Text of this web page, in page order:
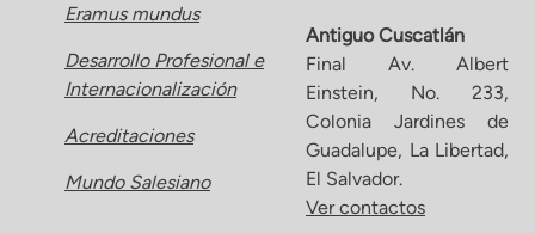
Eramus mundus
Desarrollo Profesional e
Internacionalización
Acreditaciones
Mundo Salesiano
Antiguo Cuscatlán
Final Av. Albert
Einstein, No. 233,
Colonia Jardines de
Guadalupe, La Libertad,
El Salvador.
Ver contactos